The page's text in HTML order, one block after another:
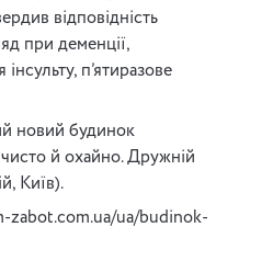
відповідність
при деменції,
інсульту, п’ятиразове
новий будинок
чисто й охайно. Дружній
Київ).
zabot.com.ua/ua/budinok-